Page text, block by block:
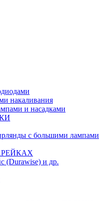
накаливания
и насадками
с большими лампами
и др.